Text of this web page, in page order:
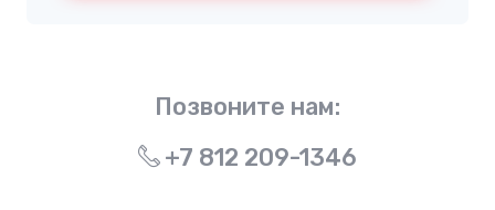
Позвоните нам:
+7 812 209-1346